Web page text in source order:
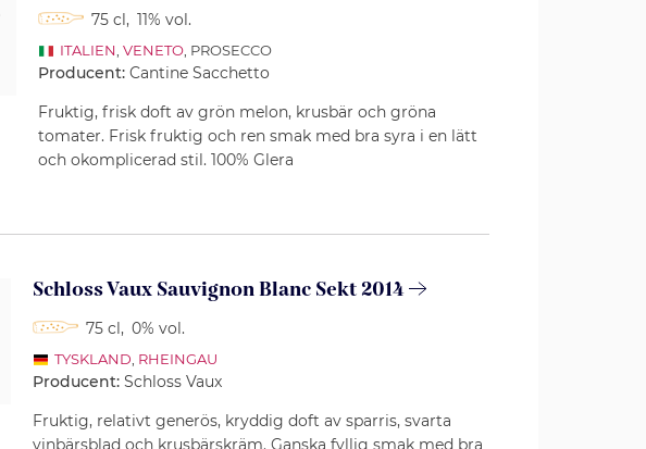
75 cl, 11% vol.
ITALIEN VENETO, PROSECCO
Producent: Cantine Sacchetto
Fruktig, frisk doft av grön melon, krusbär och gröna
tomater. Frisk fruktig och ren smak med bra syra i en lätt
och okomplicerad stil. 100% Glera
Schloss Vaux Sauvignon Blanc Sekt 2014
75 cl, 0% vol.
TYSKLAND RHEINGAU
Producent: Schloss Vaux
Fruktig, relativt generös, kryddig doft av sparris, svarta
vinbärsblad och krusbärskräm. Ganska fyllig smak med bra